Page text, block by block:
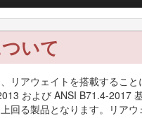
いて
リアウェイトを搭載すること
および ANSI B71.4-2017
回る製品となります。リアウ
5610 トラクションユ